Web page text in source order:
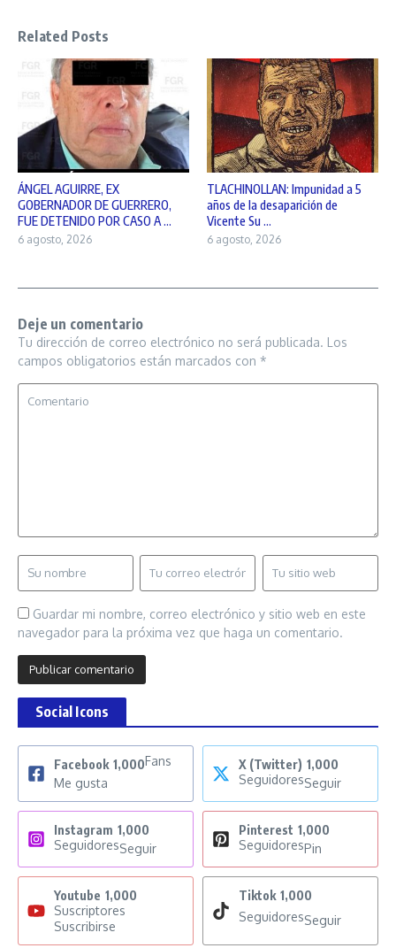
Related Posts
ÁNGEL AGUIRRE, EX
GOBERNADOR DE GUERRERO,
FUE DETENIDO POR CASO A ...
6 agosto, 2026
TLACHINOLLAN: Impunidad a 5
años de la desaparición de
Vicente Su ...
6 agosto, 2026
Deje un comentario
Tu dirección de correo electrónico no será publicada. Los
campos obligatorios están marcados con *
Guardar mi nombre, correo electrónico y sitio web en este
navegador para la próxima vez que haga un comentario.
Social Icons
Facebook 1,000Fans
Me gusta
X (Twitter) 1,000
SeguidoresSeguir
Instagram 1,000
SeguidoresSeguir
Pinterest 1,000
SeguidoresPin
Youtube 1,000
Suscriptores
Suscribirse
Tiktok 1,000
SeguidoresSeguir